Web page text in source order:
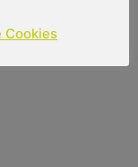
Cookies